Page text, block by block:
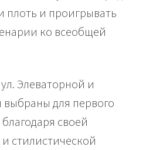
плоть и проигрывать
ко всеобщей
Элеваторной и
выбраны для первого
своей
стилистической